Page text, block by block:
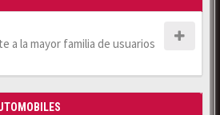
a la mayor familia de usuarios